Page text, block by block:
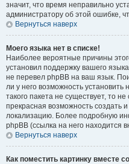
значит, что время неправильно
администратору об этой ошибке,
Вернуться наверх
Моего языка нет в списке!
Наиболее вероятные причины
установил поддержку вашего
не перевел phpBB на ваш язык.
ли у него возможность
такого пакета не существует, то
прекрасная возможность создать
локализацию. Более подробную
phpBB (ссылка на него находится
Вернуться наверх
Как поместить картинку вместе